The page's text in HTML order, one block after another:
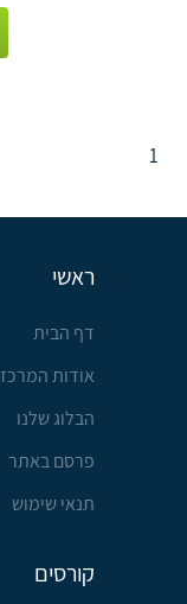
ראשי
דף הבית
אודות המרכז
הבלוג שלנו
פרסם באתר
תנאי שימוש
קורסים